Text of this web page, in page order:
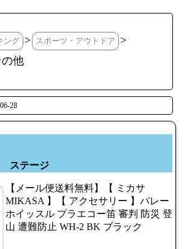
ング > スポーツ・アウトドア >
の他
28
ステージ
【メール便送料無料】【 ミカサ
MIKASA 】【 アクセサリー 】バレー
ホイッスル プラエコー笛 審判 防災 登
山 遭難防止 WH-2 BK ブラック